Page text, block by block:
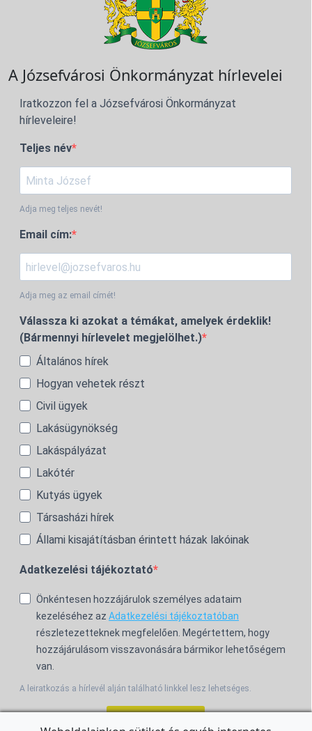
A Józsefvárosi Önkormányzat hírlevelei
Iratkozzon fel a Józsefvárosi Önkormányzat
hírleveleire!
Teljes név
Adja meg teljes nevét!
Email cím:
Adja meg az email címét!
Válassza ki azokat a témákat, amelyek érdeklik!
(Bármennyi hírlevelet megjelölhet.)
Általános hírek
Hogyan vehetek részt
Civil ügyek
Lakásügynökség
Lakáspályázat
Lakótér
Kutyás ügyek
Társasházi hírek
Állami kisajátításban érintett házak lakóinak
Adatkezelési tájékoztató
Önkéntesen hozzájárulok személyes adataim
kezeléséhez az Adatkezelési tájékoztatóban
részletezetteknek megfelelően. Megértettem, hogy
hozzájárulásom visszavonására bármikor lehetőségem
van.
A leiratkozás a hírlevél alján található linkkel lesz lehetséges.